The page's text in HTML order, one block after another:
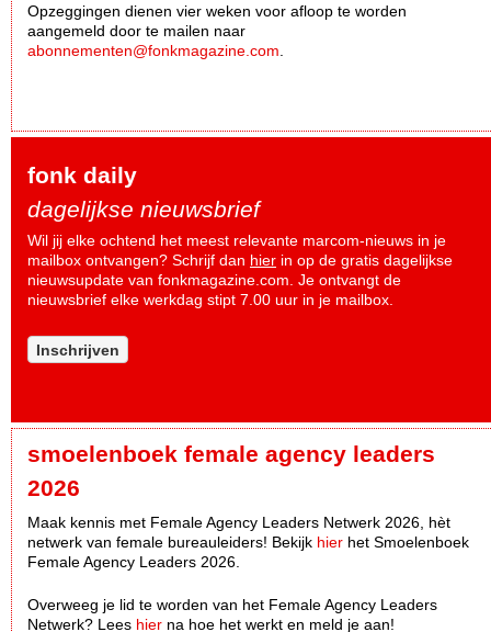
Opzeggingen dienen vier weken voor afloop te worden
aangemeld door te mailen naar
abonnementen@fonkmagazine.com
fonk daily
dagelijkse nieuwsbrief
Wil jij elke ochtend het meest relevante marcom-nieuws in je
mailbox ontvangen? Schrijf dan hier in op de gratis dagelijkse
nieuwsupdate van fonkmagazine.com. Je ontvangt de
nieuwsbrief elke werkdag stipt 7.00 uur in je mailbox.
Inschrijven
smoelenboek female agency leaders
2026
Maak kennis met Female Agency Leaders Netwerk 2026, hèt
netwerk van female bureauleiders! Bekijk hier het Smoelenboek
Female Agency Leaders 2026.
Overweeg je lid te worden van het Female Agency Leaders
Netwerk? Lees hier na hoe het werkt en meld je aan!